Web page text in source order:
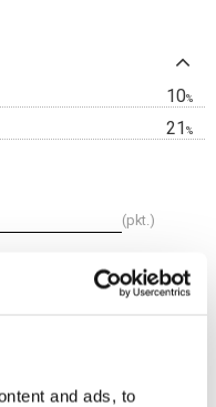
and ads, to
10%
21 %
pkt.
Lägg